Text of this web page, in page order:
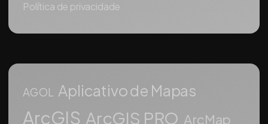
Política de privacidade
AGOL Aplicativo de Mapas
ArcGIS ArcGIS PRO ArcMap